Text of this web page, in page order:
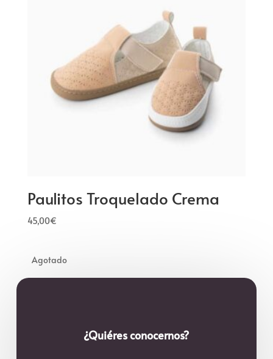
Paulitos Troquelado Crema
45,00€
¿Quiéres conocernos?